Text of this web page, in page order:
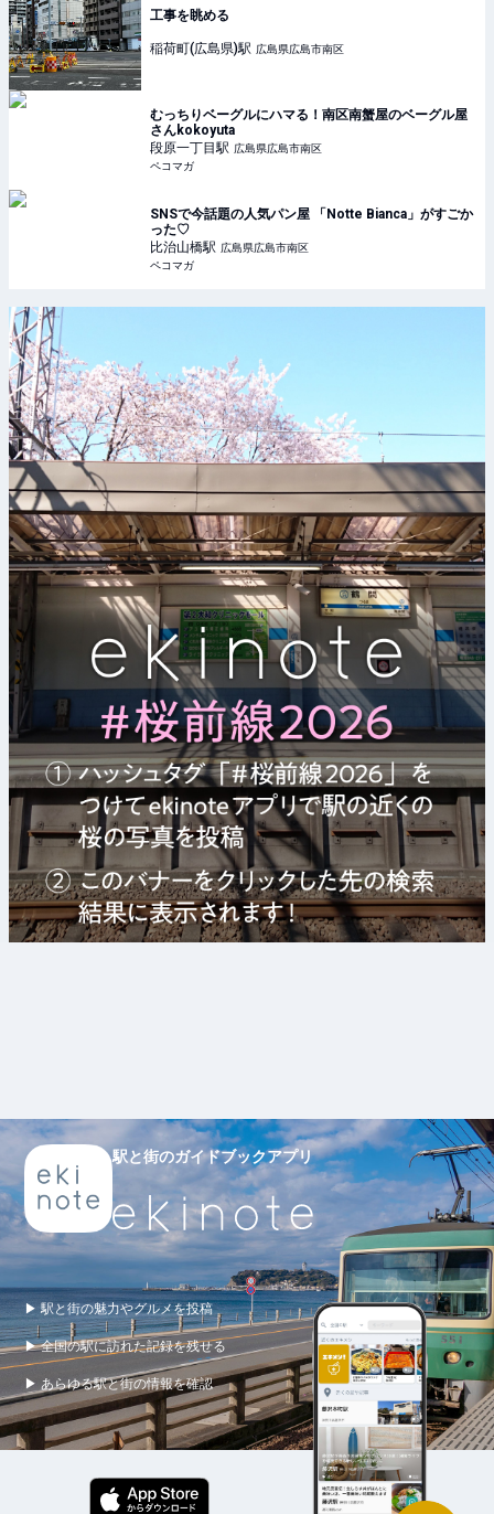
工事を眺める
稲荷町(広島県)駅 広島県広島市南区
むっちりベーグルにハマる！南区南蟹屋のベーグル屋
さんkokoyuta
段原一丁目駅 広島県広島市南区
ペコマガ
SNSで今話題の人気パン屋 「Notte Bianca」がすごか
った♡
比治山橋駅 広島県広島市南区
ペコマガ
駅と街のガイドブックアプリ
▶ 駅と街の魅力やグルメを投稿
▶ 全国の駅に訪れた記録を残せる
▶ あらゆる駅と街の情報を確認